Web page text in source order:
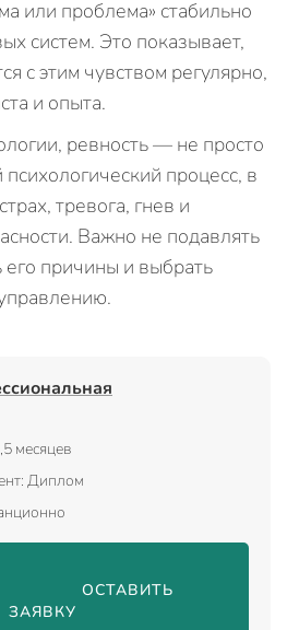
или проблема» стабильно
систем. Это показывает,
с этим чувством регулярно,
и опыта.
ревность — не просто
процесс, в
тревога, гнев и
Важно не подавлять
его причины и выбрать
месяцев
Диплом
ОСТАВИТЬ
ЗАЯВКУ